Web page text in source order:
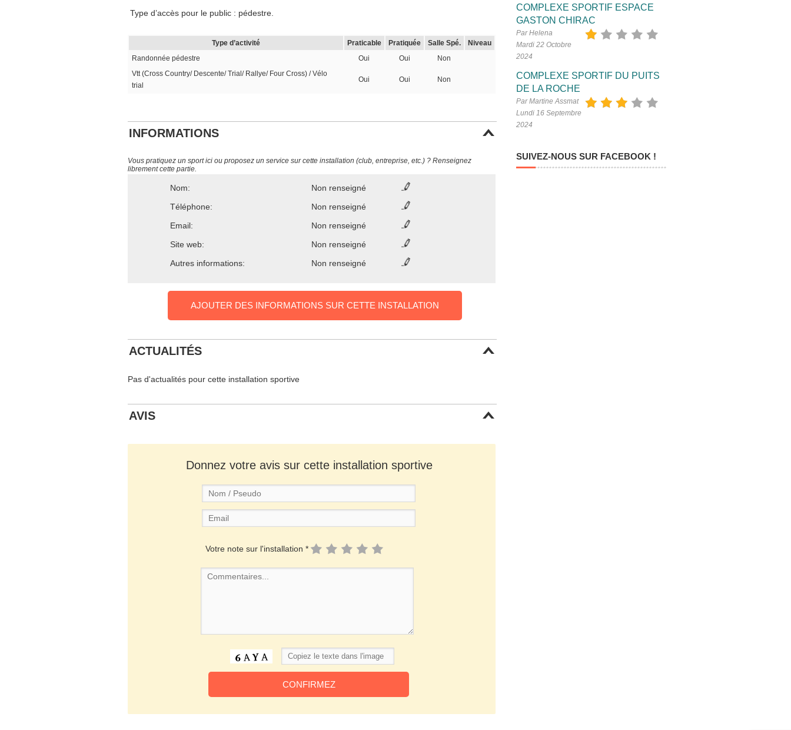
Type d’accès pour le public : pédestre.
Type d’activité Praticable Pratiquée Salle Spé.
Niveau
Randonnée pédestre
Oui Oui
Non
Vtt (Cross Country/ Descente/ Trial/ Rallye/ Four Cross) / Vélo
trial
Oui Oui Non
INFORMATIONS
Vous pratiquez un sport ici ou proposez un service sur cette installation (club, entreprise, etc.) ? Renseignez
librement cette partie.
Nom:
Non renseigné
Téléphone:
Non renseigné
Email:
Non renseigné
Site web:
Non renseigné
Autres informations:
Non renseigné
AJOUTER DES INFORMATIONS SUR CETTE INSTALLATION
ACTUALITÉS
Pas d'actualités pour cette installation sportive
AVIS
Donnez votre avis sur cette installation sportive
Votre note sur l'installation *
COMPLEXE SPORTIF ESPACE
GASTON CHIRAC
Par Helena
Mardi 22 Octobre
2024
COMPLEXE SPORTIF DU PUITS
DE LA ROCHE
Par Martine Assmat
Lundi 16 Septembre
2024
SUIVEZ-NOUS SUR FACEBOOK !